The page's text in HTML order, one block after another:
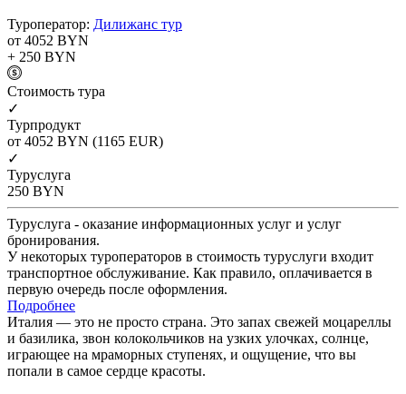
Туроператор: Дилижанс тур
от 4052 BYN
+ 250 BYN
Cтоимость тура
✓
Турпродукт
от 4052 BYN (1165 EUR)
✓
Туруслуга
250 BYN
Туруслуга - оказание информационных услуг и услуг
бронирования.
У некоторых туроператоров в стоимость туруслуги входит
транспортное обслуживание. Как правило, оплачивается в
первую очередь после оформления.
Подробнее
Италия — это не просто страна. Это запах свежей моцареллы
и базилика, звон колокольчиков на узких улочках, солнце,
играющее на мраморных ступенях, и ощущение, что вы
попали в самое сердце красоты.